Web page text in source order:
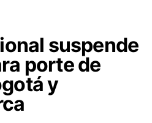
suspende
porte de
y